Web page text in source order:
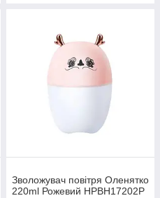
Зволожувач повітря Оленятко
220ml Рожевий HPBH17202P